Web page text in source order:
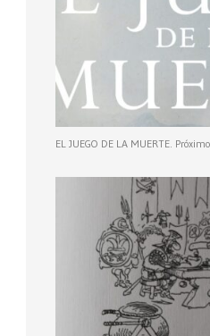
EL JUEGO DE LA MUERTE.